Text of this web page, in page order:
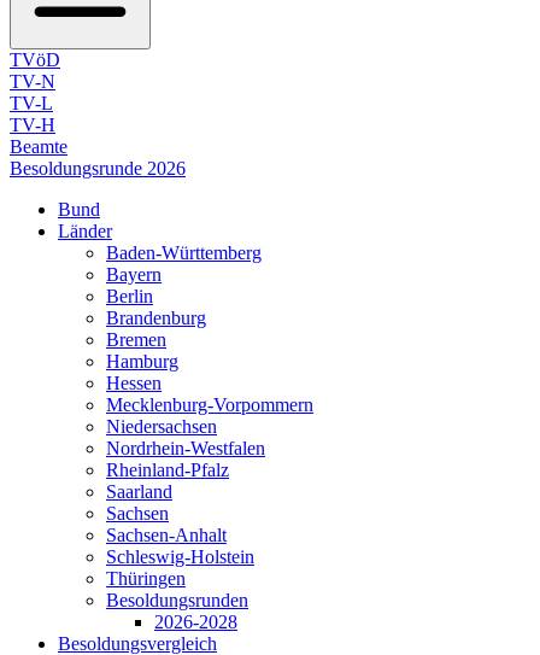
TVöD
TV-N
TV-L
TV-H
Beamte
Besoldungsrunde 2026
Bund
Länder
Baden-Württemberg
Bayern
Berlin
Brandenburg
Bremen
Hamburg
Hessen
Mecklenburg-Vorpommern
Niedersachsen
Nordrhein-Westfalen
Rheinland-Pfalz
Saarland
Sachsen
Sachsen-Anhalt
Schleswig-Holstein
Thüringen
Besoldungsrunden
2026-2028
Besoldungsvergleich